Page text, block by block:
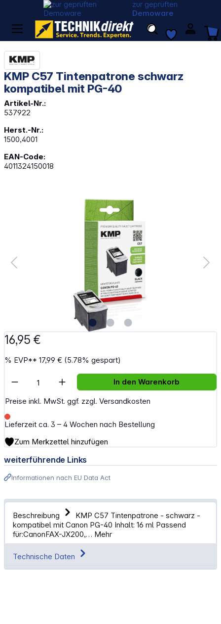
zur geprüften
Demoware
KMP C57 Tintenpatrone schwarz
kompatibel mit PG-40
Artikel-Nr.:
537922
Herst.-Nr.:
1500,4001
EAN-Code:
4011324150018
Bildergalerie überspringen
16,95 €
% EVP**17,99 € (5.78% gespart)
Preise inkl. MwSt. ggf. zzgl. Versandkosten
Lieferzeit ca. 3 – 4 Wochen nach Bestellung
Artikel Anzahl: Gib den gewünschten
In den Warenkorb
Zum Merkzettel hinzufügen
weiterführende Links
Informationen nach EU Data Act
Beschreibung
KMP C57 Tintenpatrone - schwarz -
kompatibel mit Canon PG-40 Inhalt: 16 ml Passend
für:CanonFAX-JX200,… Mehr
Technische Daten